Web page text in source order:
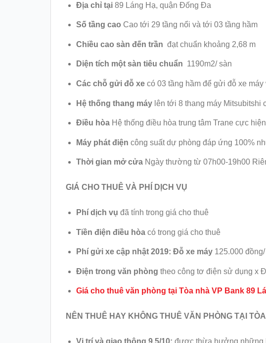
Địa chỉ tại 89 Láng Hạ, quận Đống Đa
Số tầng cao Cao tới 29 tầng nổi và tới 03 tầng hầm
Chiều cao sàn đến trần đạt chuẩn khoảng 2,68 m
Diện tích một sàn tiêu chuẩn 1190m2/ sàn
Các chỗ gửi đỗ xe có 03 tầng hầm để gửi đỗ xe
Hệ thống thang máy lên tới 8 thang máy Mitsubitshi
Điều hòa Hệ thống điều hòa trung tâm Trane cực
Máy phát điện công suất dự phòng đáp ứng 100%
Thời gian mở cửa Ngày thường từ 07h00-19h00
GIÁ CHO THUÊ VÀ PHÍ DỊCH VỤ
Phí dịch vụ đã tính trong giá cho thuê
Tiền điện điều hòa có trong giá cho thuê
Phí gửi xe cập nhật 2019: Đỗ xe máy 125.000
Điện trong văn phòng theo công tơ điện sử dụng x
Giá cho thuê văn phòng tại Tòa nhà VP Bank 89
NÊN THUÊ HAY KHÔNG THUÊ VĂN PHÒNG TẠI
Vị trí và giao thông 9.5/10: được thừa hưởng những